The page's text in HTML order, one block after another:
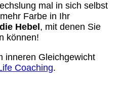
mal in sich selbst
Farbe in Ihr
Hebel , mit denen Sie
können!
inneren Gleichgewicht
Coaching.